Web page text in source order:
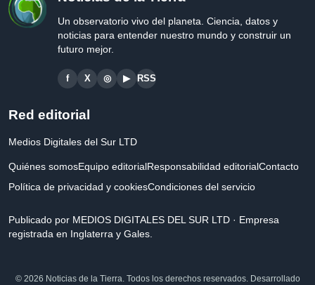
Un observatorio vivo del planeta. Ciencia, datos y
noticias para entender nuestro mundo y construir un
futuro mejor.
f X ◎ ▶ RSS
Red editorial
Medios Digitales del Sur LTD
Quiénes somosEquipo editorialResponsabilidad editorialContacto
Política de privacidad y cookiesCondiciones del servicio
Publicado por MEDIOS DIGITALES DEL SUR LTD · Empresa
registrada en Inglaterra y Gales.
© 2026 Noticias de la Tierra. Todos los derechos reservados. Desarrollado